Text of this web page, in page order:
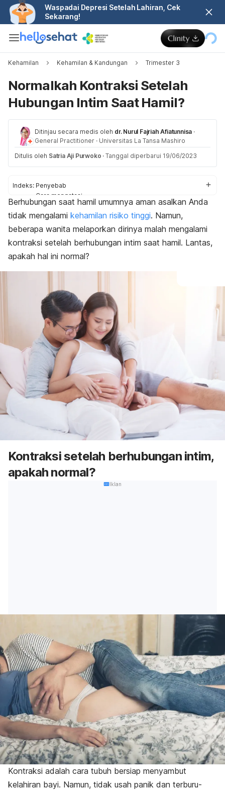
Waspadai Depresi Setelah Lahiran, Cek
Sekarang!
Kehamilan Kehamilan & Kandungan Trimester 3
Normalkah Kontraksi Setelah
Hubungan Intim Saat Hamil?
Ditinjau secara medis oleh dr. Nurul Fajriah Afiatunnisa ·
General Practitioner · Universitas La Tansa Mashiro
Ditulis oleh Satria Aji Purwoko · Tanggal diperbarui 19/06/2023
Indeks: Penyebab
Cara mengatasi
Kontraksi palsu
Kapan harus ke dokter?
Berhubungan saat hamil umumnya aman asalkan Anda
tidak mengalami kehamilan risiko tinggi. Namun,
beberapa wanita melaporkan dirinya malah mengalami
kontraksi setelah berhubungan intim saat hamil. Lantas,
apakah hal ini normal?
Kontraksi setelah berhubungan intim,
apakah normal?
Iklan
Kontraksi adalah cara tubuh bersiap menyambut
kelahiran bayi. Namun, tidak usah panik dan terburu-